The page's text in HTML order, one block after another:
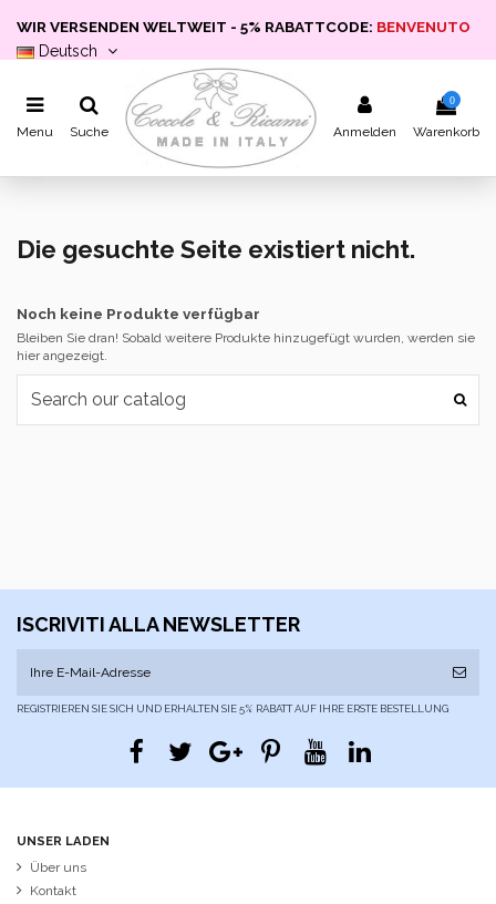
WIR VERSENDEN WELTWEIT - 5% RABATTCODE: BENVENUTO
Deutsch
Menu Suche Anmelden
0
Warenkorb
Die gesuchte Seite existiert nicht.
Noch keine Produkte verfügbar
Bleiben Sie dran! Sobald weitere Produkte hinzugefügt wurden, werden sie
hier angezeigt.
ISCRIVITI ALLA NEWSLETTER
REGISTRIEREN SIE SICH UND ERHALTEN SIE 5% RABATT AUF IHRE ERSTE BESTELLUNG
UNSER LADEN
Über uns
Kontakt